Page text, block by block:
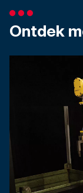
Ontdek